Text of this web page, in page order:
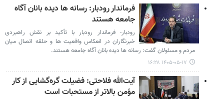
فرماندار رودبار: رسانه ها دیده بانان آگاه
جامعه هستند
رودبار- فرماندار رودبار با تأکید بر نقش راهبردی
خبرنگاران در انعکاس واقعیت ها و حلقه اتصال میان
مردم و مسئولان گفت: رسانه ها دیده بانان آگاه جامعه هستند.
۱۴۰۵-۰۵-۱۷ ۱۶:۲۸
آیت‌الله فلاحتی: فضیلت گره‌گشایی از کار
مؤمن بالاتر از مستحبات است